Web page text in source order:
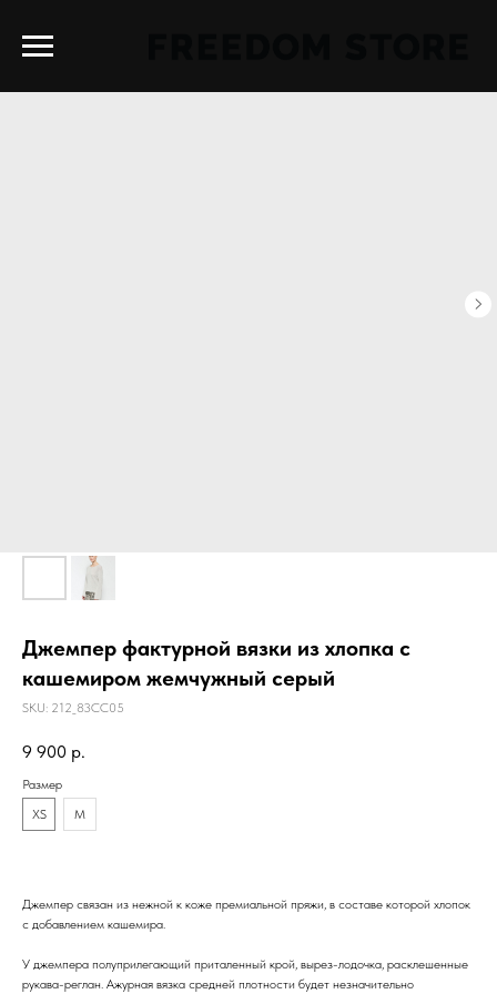
Джемпер фактурной вязки из хлопка с
кашемиром жемчужный серый
SKU: 212_83CC05
9 900 р.
Размер
XS
M
Джемпер связан из нежной к коже премиальной пряжи, в составе которой хлопок
с добавлением кашемира.
У джемпера полуприлегающий приталенный крой, вырез-лодочка, расклешенные
рукава-реглан. Ажурная вязка средней плотности будет незначительно